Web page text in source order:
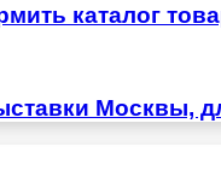
каталог
Москвы,